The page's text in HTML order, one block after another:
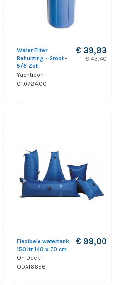
Water Filter
Behuizing - Groot -
5/8 Zoll
Yachticon
01.0724.00
€ 39,93
€ 43,40
Flexibele watertank
150 ltr 140 x 70 cm
On-Deck
ODA16656
€ 98,00